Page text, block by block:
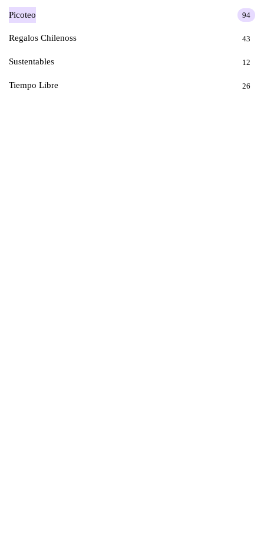
Picoteo 94
Regalos Chilenoss 43
Sustentables 12
Tiempo Libre 26